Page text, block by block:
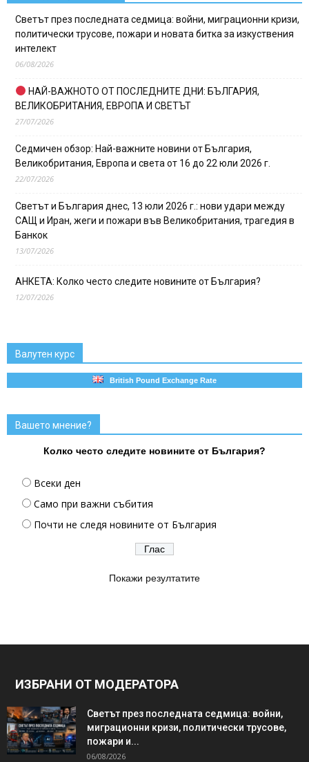
Светът през последната седмица: войни, миграционни кризи,
политически трусове, пожари и новата битка за изкуствения
интелект
06/08/2026
НАЙ-ВАЖНОТО ОТ ПОСЛЕДНИТЕ ДНИ: БЪЛГАРИЯ,
ВЕЛИКОБРИТАНИЯ, ЕВРОПА И СВЕТЪТ
27/07/2026
Седмичен обзор: Най-важните новини от България,
Великобритания, Европа и света от 16 до 22 юли 2026 г.
22/07/2026
Светът и България днес, 13 юли 2026 г.: нови удари между
САЩ и Иран, жеги и пожари във Великобритания, трагедия в
Банкок
13/07/2026
АНКЕТА: Колко често следите новините от България?
12/07/2026
Валутен курс
British Pound Exchange Rate
Вашето мнение?
Колко често следите новините от България?
Всеки ден
Само при важни събития
Почти не следя новините от България
Покажи резултатите
ИЗБРАНИ ОТ МОДЕРАТОРА
Светът през последната седмица: войни,
миграционни кризи, политически трусове,
пожари и...
06/08/2026